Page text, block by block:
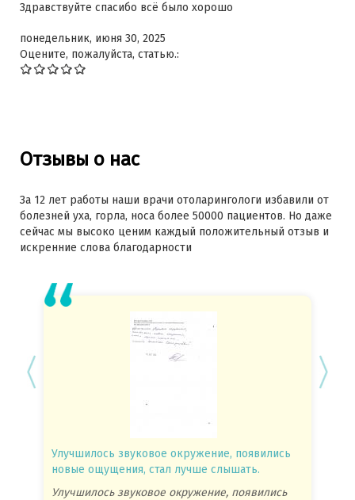
Здравствуйте спасибо всё было хорошо
понедельник, июня 30, 2025
Оцените, пожалуйста, статью.:
Отзывы о нас
За 12 лет работы наши врачи отоларингологи избавили от
болезней уха, горла, носа более 50000 пациентов. Но даже
сейчас мы высоко ценим каждый положительный отзыв и
искренние слова благодарности
Улучшилось звуковое окружение, появились
новые ощущения, стал лучше слышать.
Улучшилось звуковое окружение, появились